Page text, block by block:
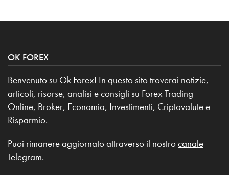
OK FOREX
Benvenuto su Ok Forex! In questo sito troverai notizie,
articoli, risorse, analisi e consigli su Forex Trading
Online, Broker, Economia, Investimenti, Criptovalute e
Risparmio.
Puoi rimanere aggiornato attraverso il nostro canale
Telegram.